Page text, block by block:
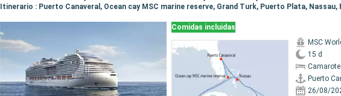
Comidas incluidas
MSC
15 d
Puerto
26/08/